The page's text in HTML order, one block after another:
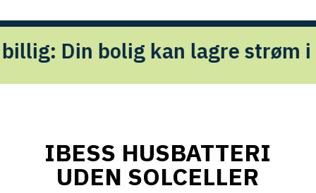
kan lagre strøm i de billige
IBESS HUSBATTERI
UDEN SOLCELLER